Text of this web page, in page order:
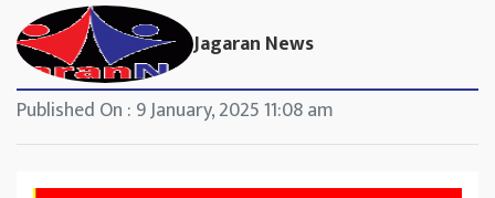
Jagaran News
Published On : 9 January, 2025 11:08 am